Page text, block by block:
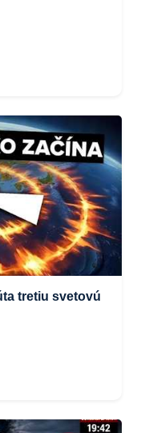
tretiu svetovú